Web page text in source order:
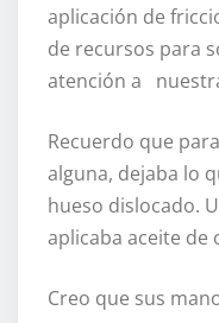
aplicación de
de recursos para
atención a
Recuerdo que
alguna, dejaba lo
hueso dislocado.
aplicaba aceite de
Creo que sus